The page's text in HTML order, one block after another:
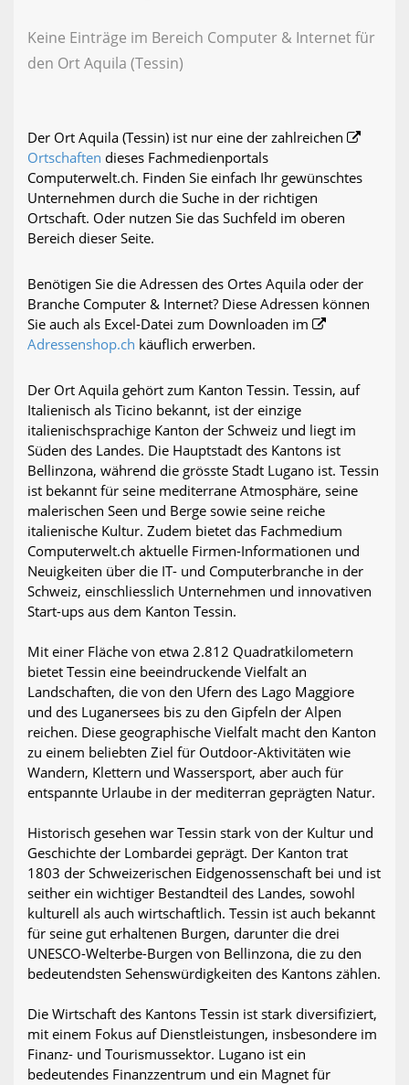
Keine Einträge im Bereich Computer & Internet für
den Ort Aquila (Tessin)
Der Ort Aquila (Tessin) ist nur eine der zahlreichen
Ortschaften dieses Fachmedienportals
Computerwelt.ch. Finden Sie einfach Ihr gewünschtes
Unternehmen durch die Suche in der richtigen
Ortschaft. Oder nutzen Sie das Suchfeld im oberen
Bereich dieser Seite.
Benötigen Sie die Adressen des Ortes Aquila oder der
Branche Computer & Internet? Diese Adressen können
Sie auch als Excel-Datei zum Downloaden im
Adressenshop.ch käuflich erwerben.
Der Ort Aquila gehört zum Kanton Tessin. Tessin, auf
Italienisch als Ticino bekannt, ist der einzige
italienischsprachige Kanton der Schweiz und liegt im
Süden des Landes. Die Hauptstadt des Kantons ist
Bellinzona, während die grösste Stadt Lugano ist. Tessin
ist bekannt für seine mediterrane Atmosphäre, seine
malerischen Seen und Berge sowie seine reiche
italienische Kultur. Zudem bietet das Fachmedium
Computerwelt.ch aktuelle Firmen-Informationen und
Neuigkeiten über die IT- und Computerbranche in der
Schweiz, einschliesslich Unternehmen und innovativen
Start-ups aus dem Kanton Tessin.
Mit einer Fläche von etwa 2.812 Quadratkilometern
bietet Tessin eine beeindruckende Vielfalt an
Landschaften, die von den Ufern des Lago Maggiore
und des Luganersees bis zu den Gipfeln der Alpen
reichen. Diese geographische Vielfalt macht den Kanton
zu einem beliebten Ziel für Outdoor-Aktivitäten wie
Wandern, Klettern und Wassersport, aber auch für
entspannte Urlaube in der mediterran geprägten Natur.
Historisch gesehen war Tessin stark von der Kultur und
Geschichte der Lombardei geprägt. Der Kanton trat
1803 der Schweizerischen Eidgenossenschaft bei und ist
seither ein wichtiger Bestandteil des Landes, sowohl
kulturell als auch wirtschaftlich. Tessin ist auch bekannt
für seine gut erhaltenen Burgen, darunter die drei
UNESCO-Welterbe-Burgen von Bellinzona, die zu den
bedeutendsten Sehenswürdigkeiten des Kantons zählen.
Die Wirtschaft des Kantons Tessin ist stark diversifiziert,
mit einem Fokus auf Dienstleistungen, insbesondere im
Finanz- und Tourismussektor. Lugano ist ein
bedeutendes Finanzzentrum und ein Magnet für